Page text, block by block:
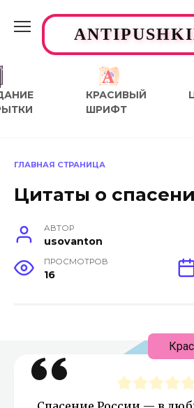
содержанию
КРАСИВЫЙ
ШРИФТ
ГЛАВНАЯ СТРАНИЦА
Цитаты о
АВТОР
usovanton
ПРОСМОТРОВ
16